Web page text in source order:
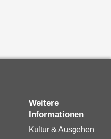
Weitere
Informationen
Kultur & Ausgehen